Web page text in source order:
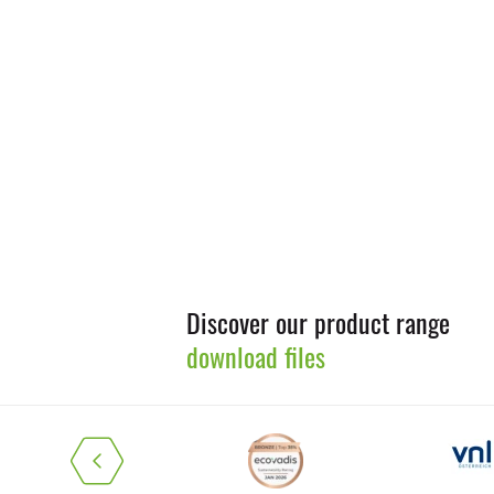
Discover our product range
download files